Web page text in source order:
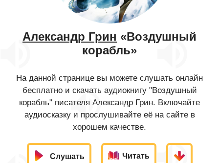
Александр Грин «Воздушный
корабль»
На данной странице вы можете слушать онлайн
бесплатно и скачать аудиокнигу "Воздушный
корабль" писателя Александр Грин. Включайте
аудиосказку и прослушивайте её на сайте в
хорошем качестве.
Слушать Читать